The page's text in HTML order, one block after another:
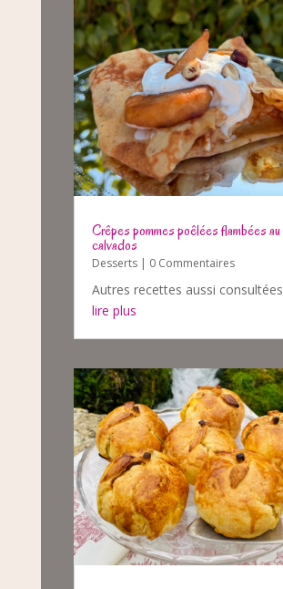
Crêpes pommes poêlées flambées au
calvados
Desserts| 0 Commentaires
Autres recettes aussi consultées
lire plus